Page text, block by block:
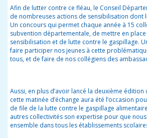
Afin de lutter contre ce fléau, le Conseil
de nombreuses actions de sensibilisation dont
Un concours qui permet chaque année à 15
subvention départementale, de mettre en
sensibilisation et de lutte contre le gaspillage.
faire participer nos jeunes à cette
tous, et de faire de nos collégiens des
Aussi, en plus d’avoir lancé la deuxième
cette matinée d’échange aura été l’occasion
de file de la lutte contre le gaspillage
autres collectivités son expertise pour que
ensemble dans tous les établissements